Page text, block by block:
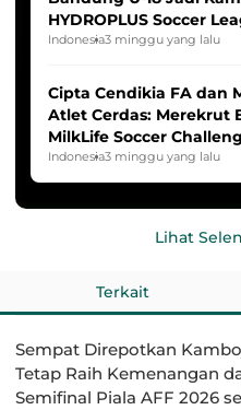
HYDROPLUS Soccer
2025/2026
Indonesia3 minggu yang lalu
Cipta Cendikia FA dan
Atlet Cerdas: Merekrut
MilkLife Soccer
HYDROPLUS Soccer
Indonesia3 minggu yang lalu
Lihat
Terkait
Sempat Direpotkan
Tetap Raih Kemenangan
Semifinal Piala AFF 2026